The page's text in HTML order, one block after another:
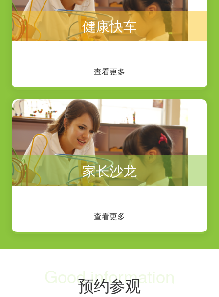
健康快车
查看更多
家长沙龙
查看更多
Good information
预约参观